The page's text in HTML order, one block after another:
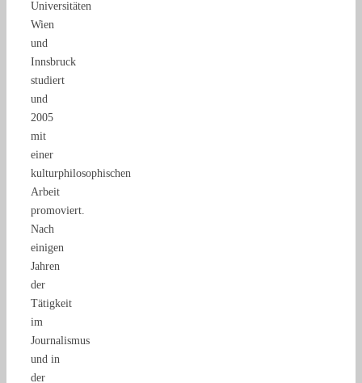
Universitäten
Wien
und
Innsbruck
studiert
und
2005
mit
einer
kulturphilosophischen
Arbeit
promoviert.
Nach
einigen
Jahren
der
Tätigkeit
im
Journalismus
und in
der